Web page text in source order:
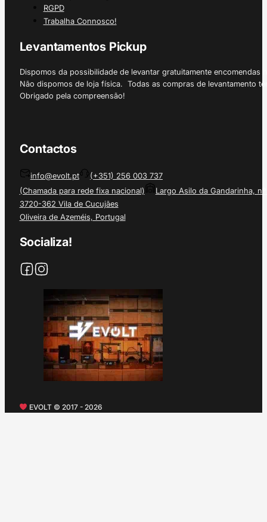
RGPD
Trabalha Connosco!
Levantamentos Pickup
Dispomos da possibilidade de levantar gratuitamente
Não dispomos de loja física. Todas as compras de levantamento
Obrigado pela compreensão!
Contactos
info@evolt.pt
(+351) 256 003 737
(Chamada para rede fixa nacional)
Largo Asilo da Gandarinha, nº
3720-362 Vila de Cucujães
Oliveira de Azeméis, Portugal
Socializa!
EVOLT © 2017 - 2026